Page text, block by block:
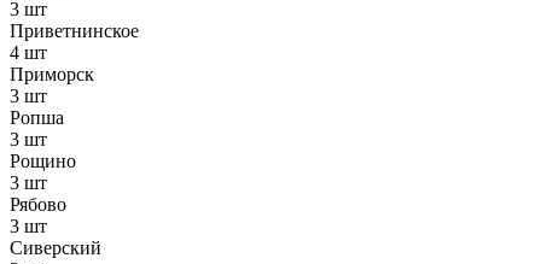
3 шт
Приветнинское
4 шт
Приморск
3 шт
Ропша
3 шт
Рощино
3 шт
Рябово
3 шт
Сиверский